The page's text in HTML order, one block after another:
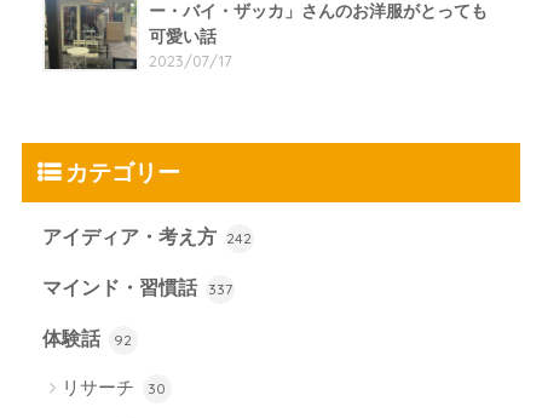
ー・バイ・ザッカ」さんのお洋服がとっても
可愛い話
2023/07/17
カテゴリー
アイディア・考え方 242
マインド・習慣話 337
体験話 92
リサーチ 30